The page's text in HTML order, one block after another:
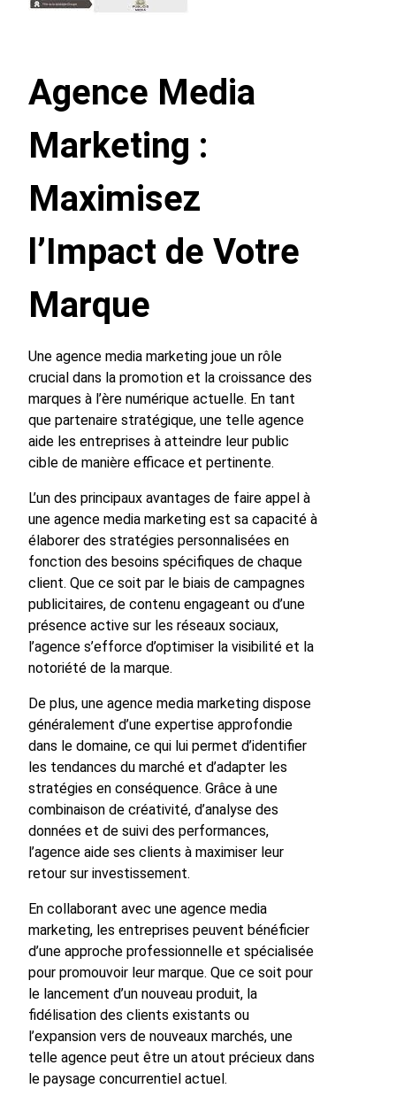
Agence Media
Marketing :
Maximisez
l’Impact de Votre
Marque
Une agence media marketing joue un rôle
crucial dans la promotion et la croissance des
marques à l’ère numérique actuelle. En tant
que partenaire stratégique, une telle agence
aide les entreprises à atteindre leur public
cible de manière efficace et pertinente.
L’un des principaux avantages de faire appel à
une agence media marketing est sa capacité à
élaborer des stratégies personnalisées en
fonction des besoins spécifiques de chaque
client. Que ce soit par le biais de campagnes
publicitaires, de contenu engageant ou d’une
présence active sur les réseaux sociaux,
l’agence s’efforce d’optimiser la visibilité et la
notoriété de la marque.
De plus, une agence media marketing dispose
généralement d’une expertise approfondie
dans le domaine, ce qui lui permet d’identifier
les tendances du marché et d’adapter les
stratégies en conséquence. Grâce à une
combinaison de créativité, d’analyse des
données et de suivi des performances,
l’agence aide ses clients à maximiser leur
retour sur investissement.
En collaborant avec une agence media
marketing, les entreprises peuvent bénéficier
d’une approche professionnelle et spécialisée
pour promouvoir leur marque. Que ce soit pour
le lancement d’un nouveau produit, la
fidélisation des clients existants ou
l’expansion vers de nouveaux marchés, une
telle agence peut être un atout précieux dans
le paysage concurrentiel actuel.